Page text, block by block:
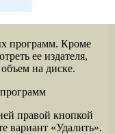
программ. Кроме
ее издателя,
на диске.
правой кнопкой
«Удалить».